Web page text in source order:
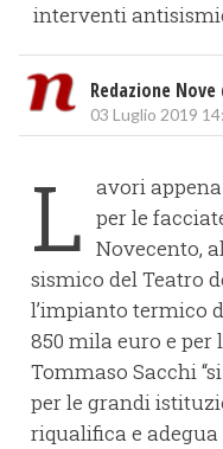
interventi
Redazione Nove
03 Luglio 2019
L avori
per le
Novecento,
sismico del Teatro
l’impianto termico
850 mila euro e per
Tommaso Sacchi
per le grandi
riqualifica e